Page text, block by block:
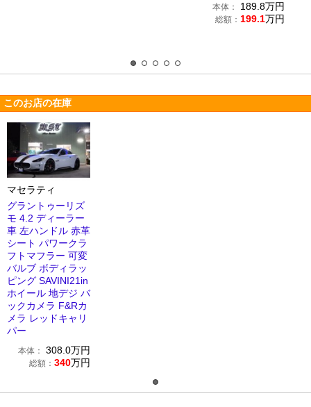
本体： 189.8万円
総額： 199.1万円
このお店の在庫
マセラティ
グラントゥーリズ
モ 4.2 ディーラー
車 左ハンドル 赤革
シート パワークラ
フトマフラー 可変
バルブ ボディラッ
ピング SAVINI21in
ホイール 地デジ バ
ックカメラ F&Rカ
メラ レッドキャリ
パー
本体： 308.0万円
総額： 340万円